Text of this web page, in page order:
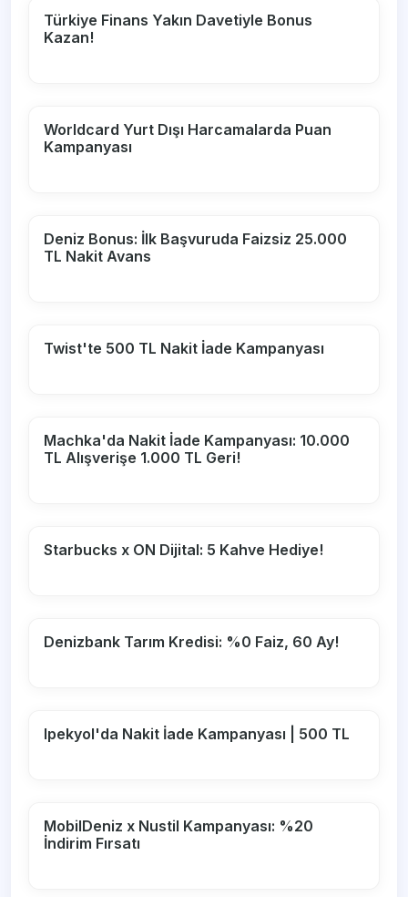
Türkiye Finans Yakın Davetiyle Bonus
Kazan!
Worldcard Yurt Dışı Harcamalarda Puan
Kampanyası
Deniz Bonus: İlk Başvuruda Faizsiz 25.000
TL Nakit Avans
Twist'te 500 TL Nakit İade Kampanyası
Machka'da Nakit İade Kampanyası: 10.000
TL Alışverişe 1.000 TL Geri!
Starbucks x ON Dijital: 5 Kahve Hediye!
Denizbank Tarım Kredisi: %0 Faiz, 60 Ay!
Ipekyol'da Nakit İade Kampanyası | 500 TL
MobilDeniz x Nustil Kampanyası: %20
İndirim Fırsatı